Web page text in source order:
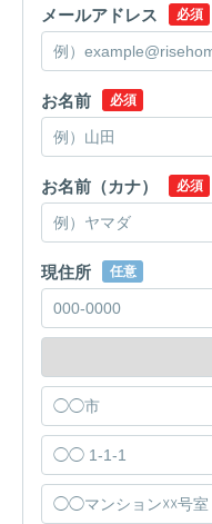
メールアドレス 必須
お名前 必須
お名前（カナ） 必須
現住所 任意